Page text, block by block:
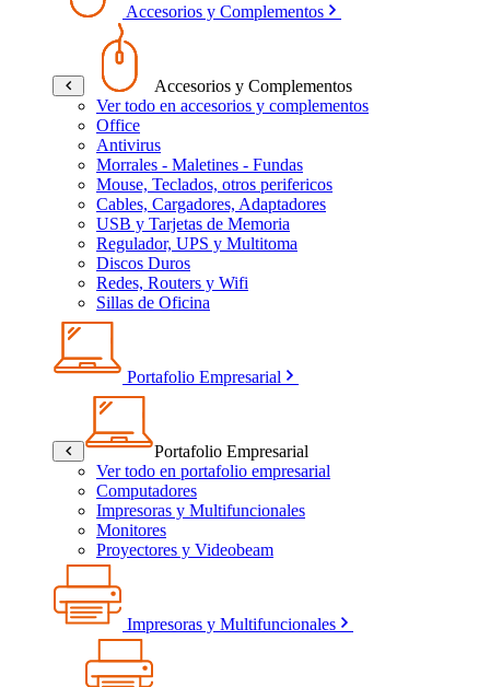
Accesorios y Complementos
Accesorios y Complementos
Ver todo en accesorios y complementos
Office
Antivirus
Morrales - Maletines - Fundas
Mouse, Teclados, otros perifericos
Cables, Cargadores, Adaptadores
USB y Tarjetas de Memoria
Regulador, UPS y Multitoma
Discos Duros
Redes, Routers y Wifi
Sillas de Oficina
Portafolio Empresarial
Portafolio Empresarial
Ver todo en portafolio empresarial
Computadores
Impresoras y Multifuncionales
Monitores
Proyectores y Videobeam
Impresoras y Multifuncionales